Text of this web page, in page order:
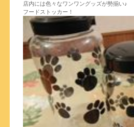
店内には色々なワンワングッズが勢揃い♪
フードストッカー！